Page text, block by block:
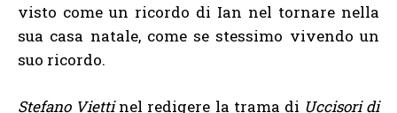
visto come un ricordo di Ian nel tornare nella
sua casa natale, come se stessimo vivendo un
suo ricordo.
Stefano Viettinel redigere la trama di Uccisori di